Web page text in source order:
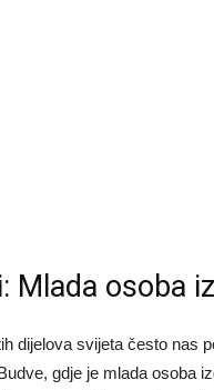
Mlada osoba
dijelova svijeta često nas
gdje je mlada osoba